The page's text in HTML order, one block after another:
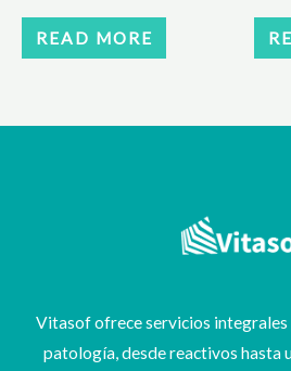
READ MORE
Vitasof ofrece servicios
patología, desde reactivos hasta